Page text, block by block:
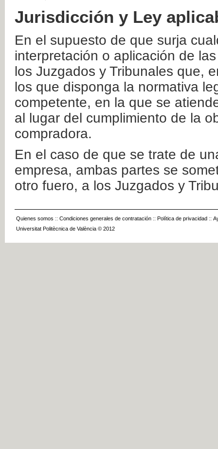
Jurisdicción y Ley
En el supuesto de que surja
interpretación o aplicación de
los Juzgados y Tribunales que,
los que disponga la normativa
competente, en la que se
al lugar del cumplimiento de la
compradora.
En el caso de que se trate de
empresa, ambas partes se
otro fuero, a los Juzgados y
Quienes somos :: Condiciones generales de contratación :: Política de privacidad ::
Universitat Politècnica de València © 2012